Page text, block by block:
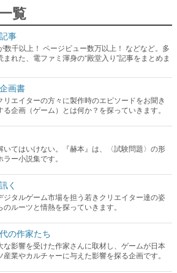
覧
事
数千以上！ ページビュー数万以上！ などなど。多
まれた、電ファミ渾身の“殿堂入り”記事をまとめま
画書
リエイターの方々に製作時のエピソードをお聞き
る企画（ゲーム）とは何か？を探っていきます。
いてはいけない。『赫本』は、〈試験問題〉の形
ー小説集です。
く
ジタルゲーム市場を担う若きクリエイター達の姿
のルーツと情熱を探っていきます。
の作家たち
な影響を受けた作家さんに取材し、ゲームが日本
産業やカルチャーに与えた影響を探る企画です。